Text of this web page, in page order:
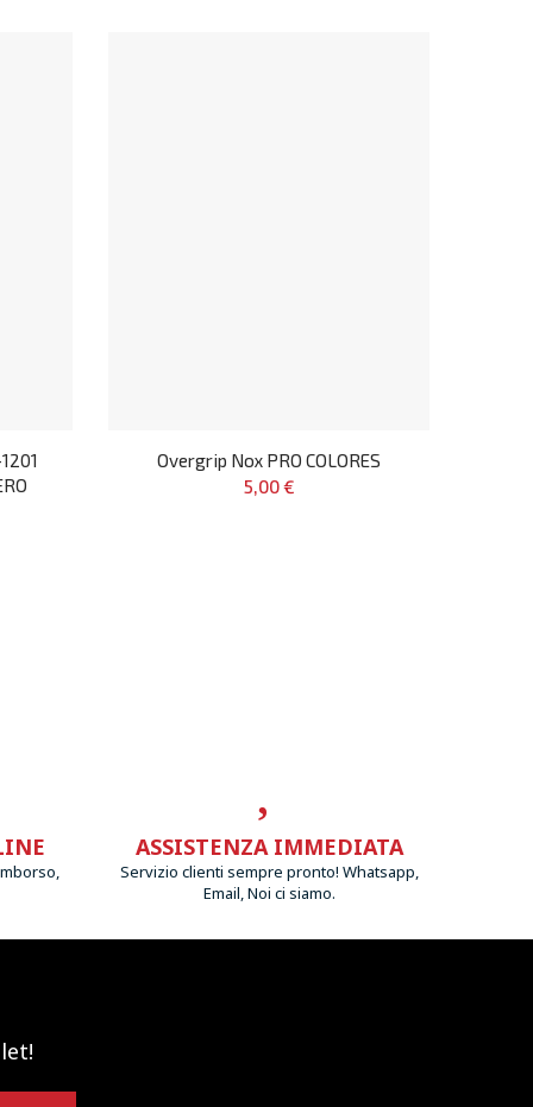
Overgrip Nox PRO COLORES
5,00 €
ASSISTENZA IMMEDIATA
Servizio clienti sempre pronto! Whatsapp,
Email, Noi ci siamo.